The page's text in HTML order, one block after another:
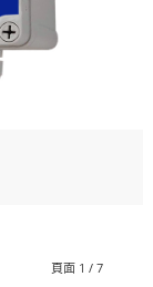
頁面 1 / 7